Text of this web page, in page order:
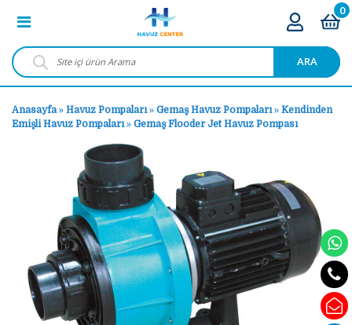
ARA
0
Anasayfa» Havuz Pompaları» Gemaş Havuz Pompaları» Kendinden
Emişli Havuz Pompaları» Gemaş Flooder Jet Havuz Pompası